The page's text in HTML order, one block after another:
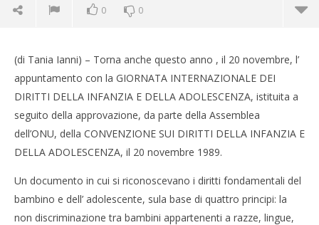
0 0
NOW VIEWING
(di Tania Ianni) – Torna anche questo anno , il 20 novembre, l’
appuntamento con la GIORNATA INTERNAZIONALE DEI
DIRITTI DELLA INFANZIA E DELLA ADOLESCENZA, istituita a
seguito della approvazione, da parte della Assemblea
dell’ONU, della CONVENZIONE SUI DIRITTI DELLA INFANZIA E
DELLA ADOLESCENZA, il 20 novembre 1989.
Un documento in cui si riconoscevano i diritti fondamentali del
bambino e dell’ adolescente, sula base di quattro principi: la
non discriminazione tra bambini appartenenti a razze, lingue,